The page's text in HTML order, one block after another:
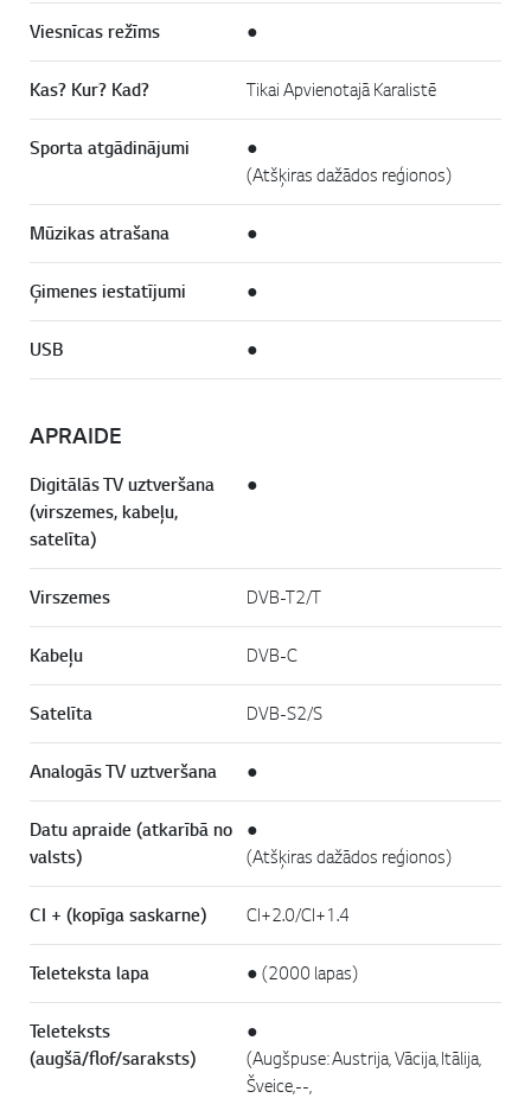
Viesnīcas režīms ●
Kas? Kur? Kad? Tikai Apvienotajā Karalistē
Sporta atgādinājumi
●
(Atšķiras dažādos reģionos)
Mūzikas atrašana ●
Ģimenes iestatījumi ●
USB ●
APRAIDE
Digitālās TV uztveršana
(virszemes, kabeļu,
satelīta)
●
Virszemes DVB-T2/T
Kabeļu DVB-C
Satelīta DVB-S2/S
Analogās TV uztveršana ●
Datu apraide (atkarībā no
valsts)
●
(Atšķiras dažādos reģionos)
CI + (kopīga saskarne) CI+2.0/CI+1.4
Teleteksta lapa ● (2000 lapas)
Teleteksts
(augšā/flof/saraksts)
●
(Augšpuse: Austrija, Vācija, Itālija,
Šveice,--,